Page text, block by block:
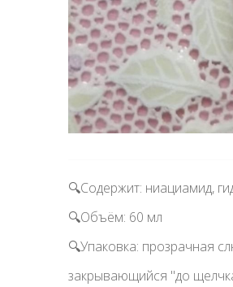
🔍Содержит: ниациамид,
🔍Объём: 60 мл ᅠ
🔍Упаковка: прозрачная
закрывающийся "до